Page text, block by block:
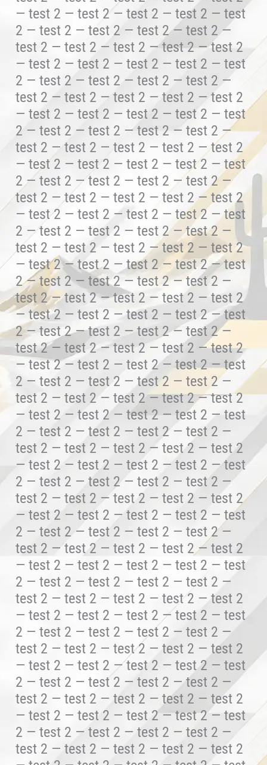
— test 2 — test 2 — test 2 — test 2 — test
2 — test 2 — test 2 — test 2 — test 2 —
test 2 — test 2 — test 2 — test 2 — test 2
— test 2 — test 2 — test 2 — test 2 — test
2 — test 2 — test 2 — test 2 — test 2 —
test 2 — test 2 — test 2 — test 2 — test 2
— test 2 — test 2 — test 2 — test 2 — test
2 — test 2 — test 2 — test 2 — test 2 —
test 2 — test 2 — test 2 — test 2 — test 2
— test 2 — test 2 — test 2 — test 2 — test
2 — test 2 — test 2 — test 2 — test 2 —
test 2 — test 2 — test 2 — test 2 — test 2
— test 2 — test 2 — test 2 — test 2 — test
2 — test 2 — test 2 — test 2 — test 2 —
test 2 — test 2 — test 2 — test 2 — test 2
— test 2 — test 2 — test 2 — test 2 — test
2 — test 2 — test 2 — test 2 — test 2 —
test 2 — test 2 — test 2 — test 2 — test 2
— test 2 — test 2 — test 2 — test 2 — test
2 — test 2 — test 2 — test 2 — test 2 —
test 2 — test 2 — test 2 — test 2 — test 2
— test 2 — test 2 — test 2 — test 2 — test
2 — test 2 — test 2 — test 2 — test 2 —
test 2 — test 2 — test 2 — test 2 — test 2
— test 2 — test 2 — test 2 — test 2 — test
2 — test 2 — test 2 — test 2 — test 2 —
test 2 — test 2 — test 2 — test 2 — test 2
— test 2 — test 2 — test 2 — test 2 — test
2 — test 2 — test 2 — test 2 — test 2 —
test 2 — test 2 — test 2 — test 2 — test 2
— test 2 — test 2 — test 2 — test 2 — test
2 — test 2 — test 2 — test 2 — test 2 —
test 2 — test 2 — test 2 — test 2 — test 2
— test 2 — test 2 — test 2 — test 2 — test
2 — test 2 — test 2 — test 2 — test 2 —
test 2 — test 2 — test 2 — test 2 — test 2
— test 2 — test 2 — test 2 — test 2 — test
2 — test 2 — test 2 — test 2 — test 2 —
test 2 — test 2 — test 2 — test 2 — test 2
— test 2 — test 2 — test 2 — test 2 — test
2 — test 2 — test 2 — test 2 — test 2 —
test 2 — test 2 — test 2 — test 2 — test 2
— test 2 — test 2 — test 2 — test 2 — test
2 — test 2 — test 2 — test 2 — test 2 —
test 2 — test 2 — test 2 — test 2 — test 2